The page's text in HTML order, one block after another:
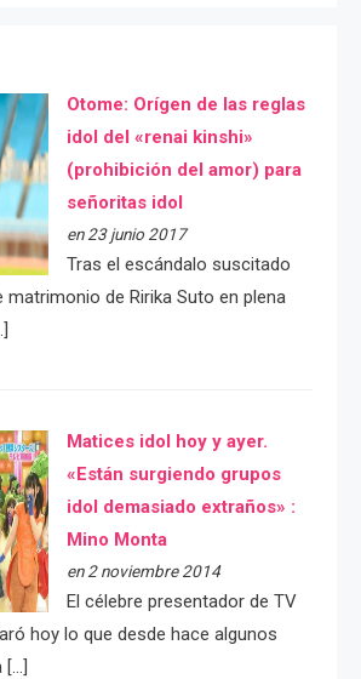
Otome: Orígen de las reglas
idol del «renai kinshi»
(prohibición del amor) para
señoritas idol
en 23 junio 2017
Tras el escándalo suscitado
matrimonio de Ririka Suto en plena
Matices idol hoy y ayer.
«Están surgiendo grupos
idol demasiado extraños» :
Mino Monta
en 2 noviembre 2014
El célebre presentador de TV
hoy lo que desde hace algunos
[…]